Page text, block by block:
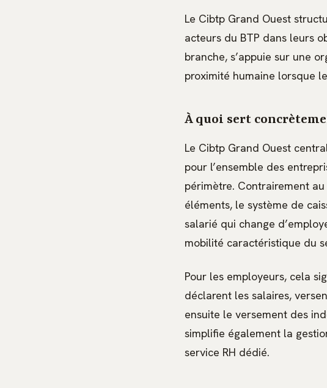
Le Cibtp Grand Ouest
acteurs du BTP dans leurs
branche, s’appuie sur une
proximité humaine lorsque
À quoi sert
Le Cibtp Grand Ouest
pour l’ensemble des
périmètre. Contrairement
éléments, le système de
salarié qui change
mobilité caractéristique du
Pour les employeurs, cela
déclarent les salaires,
ensuite le versement des
simplifie également la
service RH dédié.